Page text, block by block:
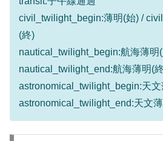
civil_twilight_begin:薄明(始) /
(終)
nautical_twilight_begin:航海薄明
nautical_twilight_end:航海薄明(
astronomical_twilight_begin:天文
astronomical_twilight_end:天文